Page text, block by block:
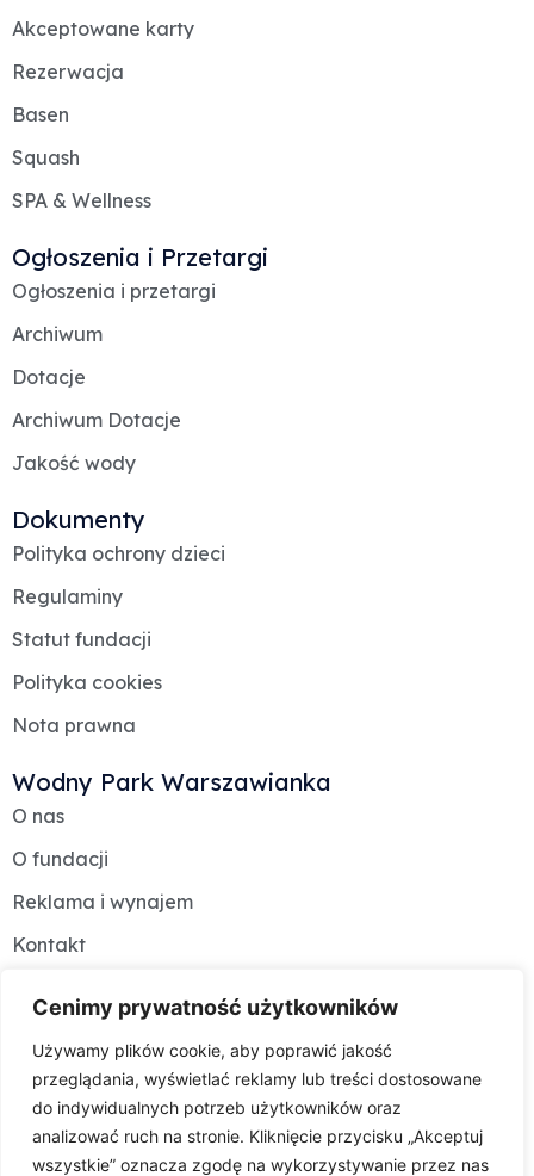
Cenimy prywatność użytkowników
Używamy plików cookie, aby poprawić jakość
przeglądania, wyświetlać reklamy lub treści dostosowane
do indywidualnych potrzeb użytkowników oraz
analizować ruch na stronie. Kliknięcie przycisku „Akceptuj
wszystkie” oznacza zgodę na wykorzystywanie przez nas
Akceptowane karty
Rezerwacja
Basen
Squash
SPA & Wellness
Ogłoszenia i Przetargi
Ogłoszenia i przetargi
Archiwum
Dotacje
Archiwum Dotacje
Jakość wody
Dokumenty
Polityka ochrony dzieci
Regulaminy
Statut fundacji
Polityka cookies
Nota prawna
Wodny Park Warszawianka
O nas
O fundacji
Reklama i wynajem
Kontakt
Kariera